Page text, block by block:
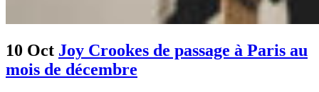
10 Oct Joy Crookes de passage à Paris au
mois de décembre